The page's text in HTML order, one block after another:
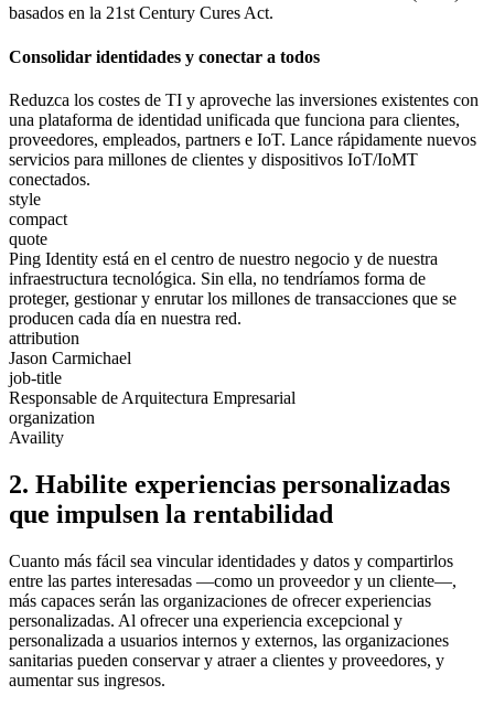
basados en la 21st Century Cures Act.
Consolidar identidades y conectar a todos
Reduzca los costes de TI y aproveche las inversiones existentes con
una plataforma de identidad unificada que funciona para clientes,
proveedores, empleados, partners e IoT. Lance rápidamente nuevos
servicios para millones de clientes y dispositivos IoT/IoMT
conectados.
style
compact
quote
Ping Identity está en el centro de nuestro negocio y de nuestra
infraestructura tecnológica. Sin ella, no tendríamos forma de
proteger, gestionar y enrutar los millones de transacciones que se
producen cada día en nuestra red.
attribution
Jason Carmichael
job-title
Responsable de Arquitectura Empresarial
organization
Availity
2. Habilite experiencias personalizadas
que impulsen la rentabilidad
Cuanto más fácil sea vincular identidades y datos y compartirlos
entre las partes interesadas —como un proveedor y un cliente—,
más capaces serán las organizaciones de ofrecer experiencias
personalizadas. Al ofrecer una experiencia excepcional y
personalizada a usuarios internos y externos, las organizaciones
sanitarias pueden conservar y atraer a clientes y proveedores, y
aumentar sus ingresos.